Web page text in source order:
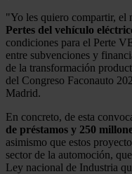
"Yo les quiero compartir, el
Pertes del vehículo
condiciones para el Perte
entre subvenciones y
de la transformación
del Congreso Faconauto
Madrid.
En concreto, de esta
de préstamos y 250
asimismo que estos
sector de la automoción,
Ley nacional de Industria